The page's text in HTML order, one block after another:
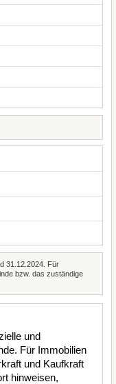
31.12.2024. Für
bzw. das zuständige
und
Für Immobilien
und Kaufkraft
hinweisen,